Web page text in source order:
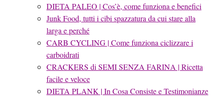
DIETA PALEO | Cos’è, come funziona e benefici
Junk Food, tutti i cibi spazzatura da cui stare alla
larga e perché
CARB CYCLING | Come funziona ciclizzare i
carboidrati
CRACKERS di SEMI SENZA FARINA | Ricetta
facile e veloce
DIETA PLANK | In Cosa Consiste e Testimonianze